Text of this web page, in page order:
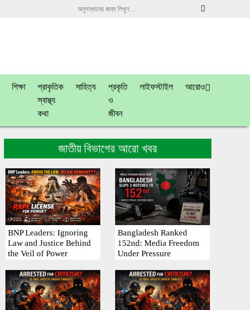
শিক্ষা
প্রাকৃতিক
স্বাস্থ্য
কথা
সাহিত্য
প্রকৃতি
ও
জীবন
লাইফস্টাইল আরোও
জাতীয় বিভাগের আরো খবর
BNP Leaders: Ignoring
Law and Justice Behind
the Veil of Power
Bangladesh Ranked
152nd: Media Freedom
Under Pressure